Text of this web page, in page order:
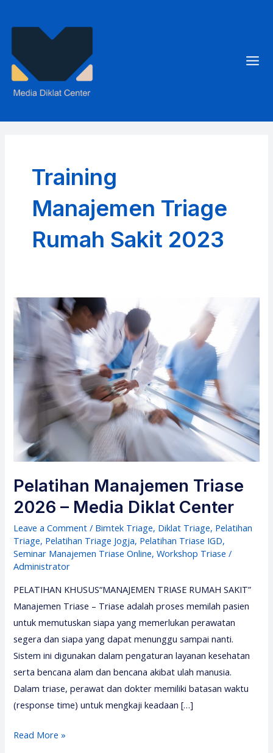
Training
Manajemen Triage
Rumah Sakit 2023
Pelatihan Manajemen Triase
2026 – Media Diklat Center
Leave a Comment / Bimtek Triage, Diklat Triage, Pelatihan
Triage, Pelatihan Triage Jogja, Pelatihan Triase IGD,
Seminar Manajemen Triase Online,Workshop Triase /
Administrator
PELATIHAN KHUSUS“MANAJEMEN TRIASE RUMAH SAKIT”
Manajemen Triase – Triase adalah proses memilah pasien
untuk memutuskan siapa yang memerlukan perawatan
segera dan siapa yang dapat menunggu sampai nanti.
Sistem ini digunakan dalam pengaturan layanan kesehatan
serta bencana alam dan bencana akibat ulah manusia.
Dalam triase, perawat dan dokter memiliki batasan waktu
(response time) untuk mengkaji keadaan […]
Pelatihan
Read More »